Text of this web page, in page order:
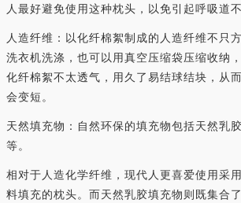
人最好避免使用这种枕头，以免引起呼吸道不
人造纤维：以化纤棉絮制成的人造纤维不只
洗衣机洗涤，也可以用真空压缩袋压缩收纳
化纤棉絮不太透气，用久了易结球结块，从
会变短。
天然填充物：自然环保的填充物包括天然乳
等。
相对于人造化学纤维，现代人更喜爱使用采
料填充的枕头。而天然乳胶填充物则既集合